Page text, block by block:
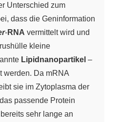
Unterschied zum
dass die Geninformation
-RNA vermittelt wird und
kleine
Lipidnanopartikel –
werden. Da mRNA
sie im Zytoplasma der
passende Protein
sehr lange an